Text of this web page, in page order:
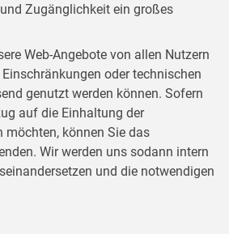
Zugänglichkeit ein großes
Web-Angebote von allen Nutzern
oder technischen
genutzt werden können. Sofern
auf die Einhaltung der
möchten, können Sie das
Wir werden uns sodann intern
und die notwendigen